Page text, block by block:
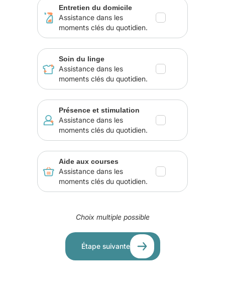
Entretien du domicile
Assistance dans les
moments clés du quotidien.
Soin du linge
Assistance dans les
moments clés du quotidien.
Présence et stimulation
Assistance dans les
moments clés du quotidien.
Aide aux courses
Assistance dans les
moments clés du quotidien.
Choix multiple possible
Étape suivante